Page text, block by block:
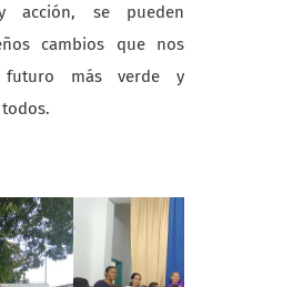
acción, se pueden
cambios que nos
más verde y